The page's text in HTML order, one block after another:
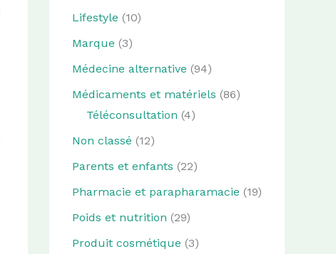
Lifestyle (10)
Marque (3)
Médecine alternative (94)
Médicaments et matériels (86)
Téléconsultation (4)
Non classé (12)
Parents et enfants (22)
Pharmacie et parapharamacie (19)
Poids et nutrition (29)
Produit cosmétique (3)